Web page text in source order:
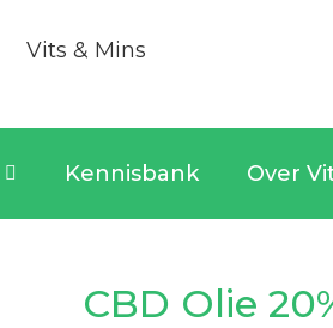
Kennisbank Over
CBD Olie